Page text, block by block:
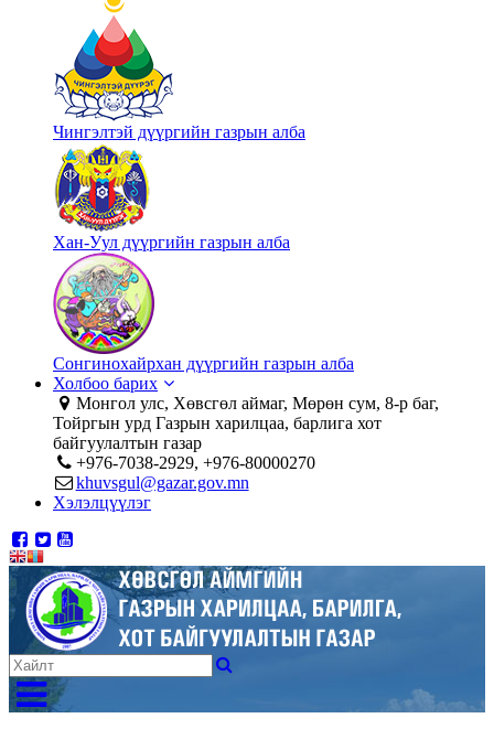
Чингэлтэй дүүргийн газрын алба
Хан-Уул дүүргийн газрын алба
Сонгинохайрхан дүүргийн газрын алба
Холбоо барих
Монгол улс, Хөвсгөл аймаг, Мөрөн сум, 8-р баг,
Тойргын урд Газрын харилцаа, барлига хот
байгуулалтын газар
+976-7038-2929, +976-80000270
khuvsgul@gazar.gov.mn
Хэлэлцүүлэг